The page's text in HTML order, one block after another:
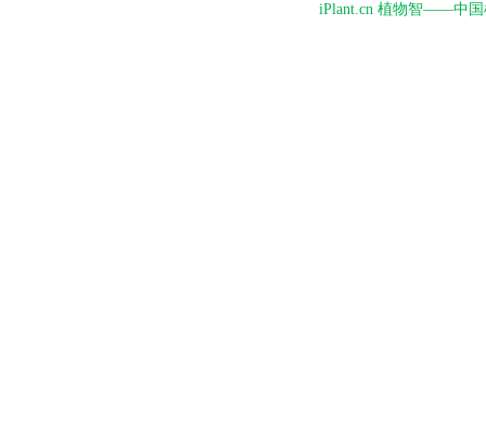
iPlant.cn 植物智——中国